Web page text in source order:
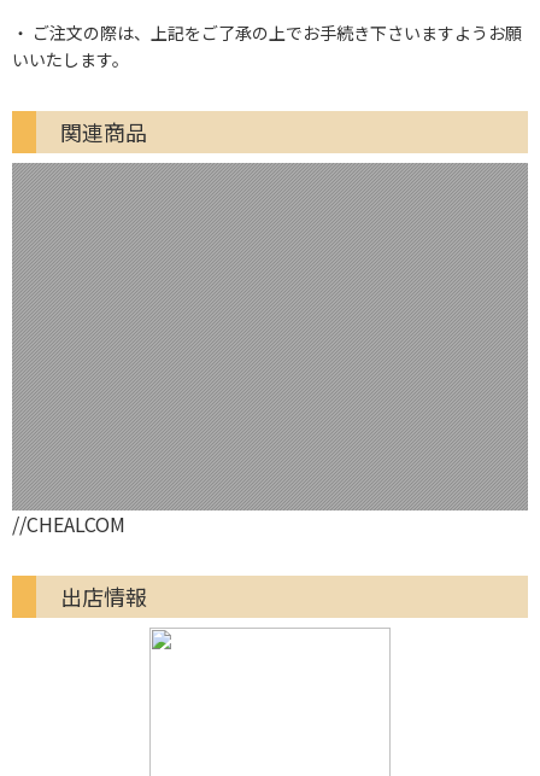
ご注文の際は、上記をご了承の上でお手続き下さいますようお願
いいたします。
関連商品
//CHEALCOM
出店情報